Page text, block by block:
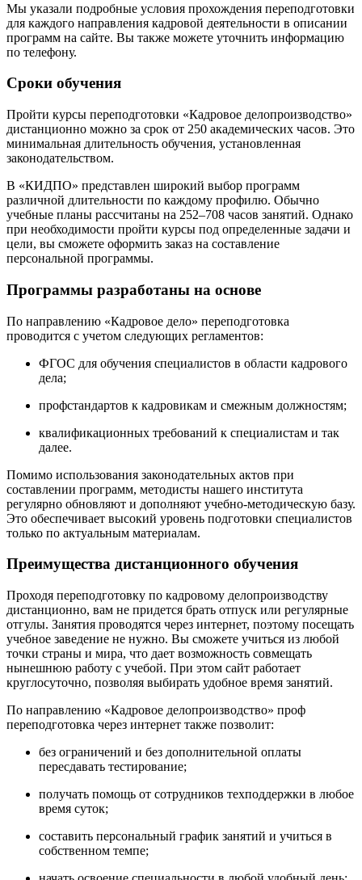
Мы указали подробные условия прохождения переподготовки
для каждого направления кадровой деятельности в описании
программ на сайте. Вы также можете уточнить информацию
по телефону.
Сроки обучения
Пройти курсы переподготовки «Кадровое делопроизводство»
дистанционно можно за срок от 250 академических часов. Это
минимальная длительность обучения, установленная
законодательством.
В «КИДПО» представлен широкий выбор программ
различной длительности по каждому профилю. Обычно
учебные планы рассчитаны на 252–708 часов занятий. Однако
при необходимости пройти курсы под определенные задачи и
цели, вы сможете оформить заказ на составление
персональной программы.
Программы разработаны на основе
По направлению «Кадровое дело» переподготовка
проводится с учетом следующих регламентов:
ФГОС для обучения специалистов в области кадрового
дела;
профстандартов к кадровикам и смежным должностям;
квалификационных требований к специалистам и так
далее.
Помимо использования законодательных актов при
составлении программ, методисты нашего института
регулярно обновляют и дополняют учебно-методическую базу.
Это обеспечивает высокий уровень подготовки специалистов
только по актуальным материалам.
Преимущества дистанционного обучения
Проходя переподготовку по кадровому делопроизводству
дистанционно, вам не придется брать отпуск или регулярные
отгулы. Занятия проводятся через интернет, поэтому посещать
учебное заведение не нужно. Вы сможете учиться из любой
точки страны и мира, что дает возможность совмещать
нынешнюю работу с учебой. При этом сайт работает
круглосуточно, позволяя выбирать удобное время занятий.
По направлению «Кадровое делопроизводство» проф
переподготовка через интернет также позволит:
без ограничений и без дополнительной оплаты
пересдавать тестирование;
получать помощь от сотрудников техподдержки в любое
время суток;
составить персональный график занятий и учиться в
собственном темпе;